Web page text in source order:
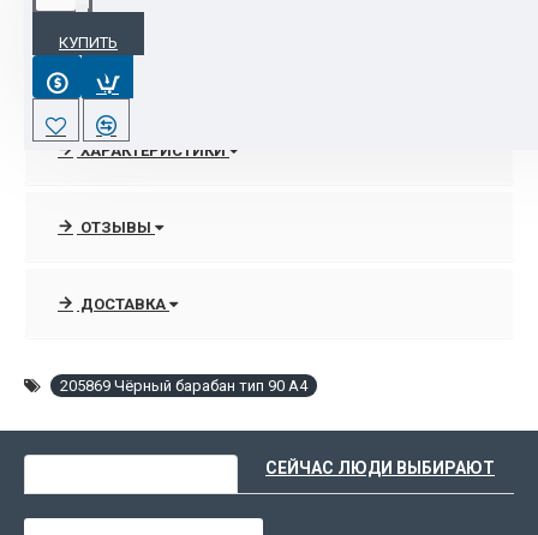
КУПИТЬ
Картриджи, девелоперы, тонеры, фотобарабаны, блоки
проявки Ricoh используются повсеместно благодаря
доступности, качеству и надёжности.
А развитие новых технологий в сфере структуры и
расходников Ricoh.
всегда есть в наличии на складе в Москве.
дней, при наличии в Европе.
Низкие цены, доставка и описание товаров в интернет-
магазине расходных материалов и опций
ХАРАКТЕРИСТИКИ
ОТЗЫВЫ
ДОСТАВКА
205869 Чёрный барабан тип 90 А4
СЕЙЧАС ЛЮДИ ВЫБИРАЮТ